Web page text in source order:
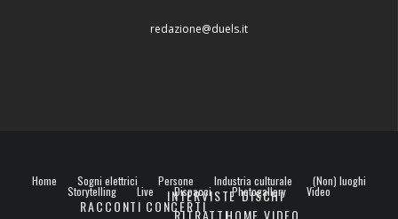
redazione@duels.it
Home Sogni elettrici Persone
INTERVISTE
Industria culturale
DISCHI
(Non) luoghi
Storytelling
RACCONTI
Live
CONCERTI
Dispacci Photogallery Video